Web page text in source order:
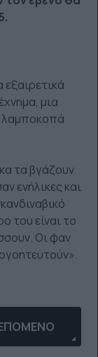
μια
λαμποκοπά
τα βγάζουν
ενήλικες και
του είναι το
Οι φαν
YOUTHΆΡΘΡΟ: